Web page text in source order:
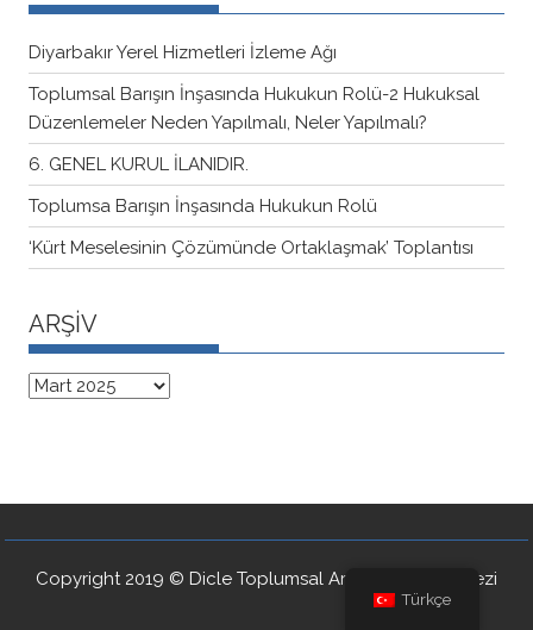
Diyarbakır Yerel Hizmetleri İzleme Ağı
Toplumsal Barışın İnşasında Hukukun Rolü-2 Hukuksal
Düzenlemeler Neden Yapılmalı, Neler Yapılmalı?
6. GENEL KURUL İLANIDIR.
Toplumsa Barışın İnşasında Hukukun Rolü
‘Kürt Meselesinin Çözümünde Ortaklaşmak’ Toplantısı
ARŞİV
ARŞİV
Copyright 2019 © Dicle Toplumsal Araştırmalar Merkezi
Türkçe